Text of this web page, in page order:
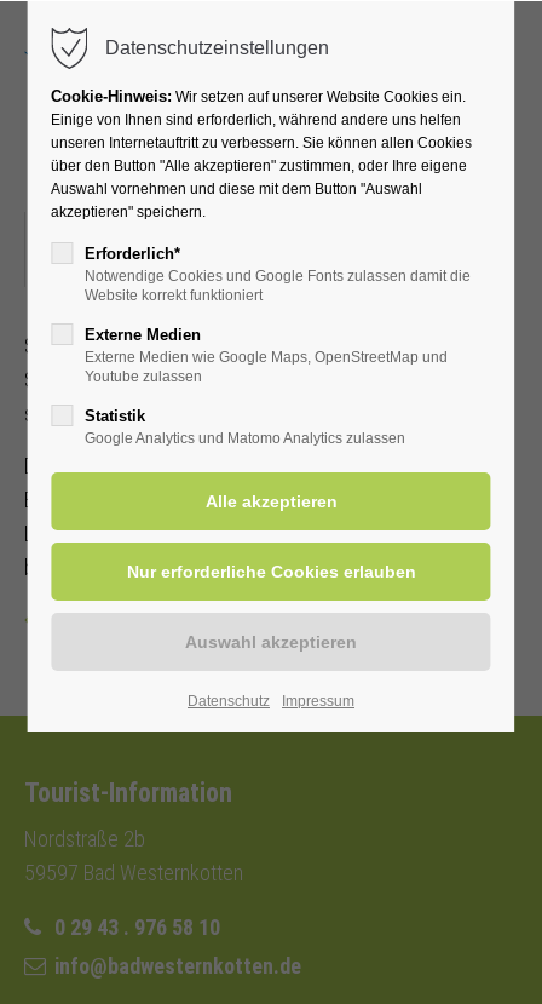
Lampionfest
ORT: KURPARK UND KURHALLE
Schlemmer‑ und Verkaufsstände laden zum Genießen und
Stöbern ein. Um17:00
statt. Durch das Programm führt
Der
Bühne, bevor am Abend dieBand STRIKE
Live‑Musik sorgt. Die Show wird von einer
beeindruckenden Lasershow umrahmt.
Zurück
Tourist-Information
Nordstraße 2b
59597 Bad Westernkotten
0 29 43 . 976 58 10
info@badwesternkotten.de
Datenschutzeinstellungen
Cookie-Hinweis: Wir setzen auf unserer Website Cookies ein.
Einige von Ihnen sind erforderlich, während andere uns helfen
unseren Internetauftritt zu verbessern. Sie können allen Cookies
über den Button "Alle akzeptieren" zustimmen, oder Ihre eigene
Auswahl vornehmen und diese mit dem Button "Auswahl
akzeptieren" speichern.
Erforderlich*
Notwendige Cookies und Google Fonts zulassen damit die
Website korrekt funktioniert
Externe Medien
Externe Medien wie Google Maps, OpenStreetMap und
Youtube zulassen
Statistik
Google Analytics und Matomo Analytics zulassen
Datenschutz Impressum